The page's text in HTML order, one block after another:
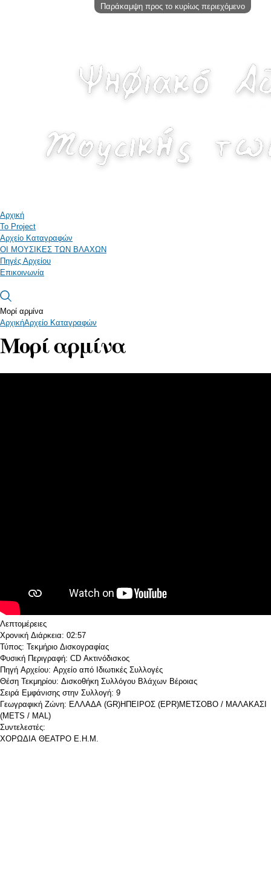
Παράκαμψη προς το κυρίως περιεχόμενο
Αρχική
Το Project
Αρχείο Καταγραφών
ΟΙ ΜΟΥΣΙΚΕΣ ΤΩΝ ΒΛΑΧΩΝ
Πηγές Αρχείου
Επικοινωνία
Μορί αρμίνα
ΑρχικήΑρχείο Καταγραφών
Μορί αρμίνα
Λεπτομέρειες
Χρονική Διάρκεια: 02:57
Τύπος: Τεκμήριο Δισκογραφίας
Φυσική Περιγραφή: CD Ακτινόδισκος
Πηγή Αρχείου: Αρχείο από Ιδιωτικές Συλλογές
Θέση Τεκμηρίου: Δισκοθήκη Συλλόγου Βλάχων Βέροιας
Σειρά Εμφάνισης στην Συλλογή: 9
Γεωγραφική Ζώνη: ΕΛΛΑΔΑ (GR)ΗΠΕΙΡΟΣ (EPR)ΜΕΤΣΟΒΟ / ΜΑΛΑΚΑΣΙ
(METS / MAL)
Συντελεστές:
ΧΟΡΩΔΙΑ ΘΕΑΤΡΟ Ε.Η.Μ.